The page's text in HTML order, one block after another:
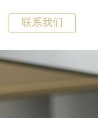
联系我们